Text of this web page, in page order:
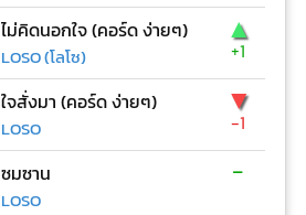
ไม่คิดนอกใจ (คอร์ด ง่ายๆ)
LOSO (โลโซ)
▲
+1
ใจสั่งมา (คอร์ด ง่ายๆ)
LOSO
▼
-1
ซมซาน
LOSO
-